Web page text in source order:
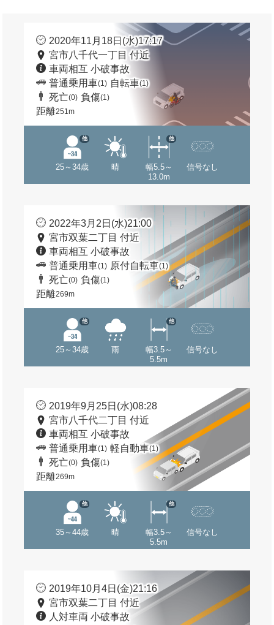
2020年11月18日(水)17:17
宮市八千代一丁目 付近
車両相互 小破事故
普通乗用車(1) 自転車(1)
死亡(0) 負傷(1)
距離251m
25～34歳
他
晴
幅5.5～
13.0m
他
信号なし
2022年3月2日(水)21:00
宮市双葉二丁目 付近
車両相互 小破事故
普通乗用車(1) 原付自転車(1)
死亡(0) 負傷(1)
距離269m
25～34歳
他
雨
幅3.5～
5.5m
他
信号なし
2019年9月25日(水)08:28
宮市八千代二丁目 付近
車両相互 小破事故
普通乗用車(1) 軽自動車(1)
死亡(0) 負傷(1)
距離269m
35～44歳
他
晴
幅3.5～
5.5m
他
信号なし
2019年10月4日(金)21:16
宮市双葉二丁目 付近
人対車両 小破事故